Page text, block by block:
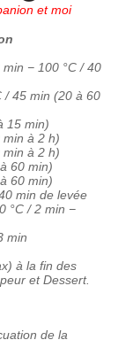
et moi
− 100 °C / 40
/ 45 min (20 à 60
15 min)
min à 2 h)
min à 2 h)
60 min)
60 min)
min de levée
°C / 2 min −
min
à la fin des
et Dessert.
de la